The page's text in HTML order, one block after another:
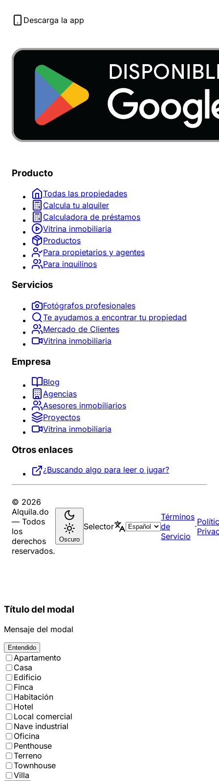
Descarga la app
Producto
Todas las propiedades
Calcula tu alquiler
Calculadora de préstamos
Vitrina inmobiliaria
Productos
Para propietarios y agentes
Para inquilinos
Servicios
Fotógrafos profesionales
Te ayudamos a encontrar tu propiedad
Mercado de Clientes
Vitrina inmobiliaria
Empresa
Blog
Agencias
Asesores inmobiliarios
Proyectos
Vitrina inmobiliaria
Otros enlaces
¿Buscando algo para leer o jugar?
© 2026
Alquila.do
— Todos
los
derechos
reservados.
Oscuro
Selector
Términos
de
Servicio
·
Título del modal
Mensaje del modal
Entendido
Apartamento
Casa
Edificio
Finca
Habitación
Hotel
Local comercial
Nave industrial
Oficina
Penthouse
Terreno
Townhouse
Villa